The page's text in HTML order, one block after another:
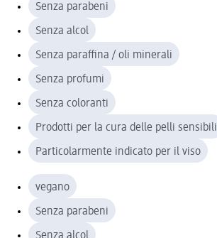
Senza parabeni
Senza alcol
Senza paraffina / oli minerali
Senza profumi
Senza coloranti
Prodotti per la cura delle pelli sensibili
Particolarmente indicato per il viso
vegano
Senza parabeni
Senza alcol